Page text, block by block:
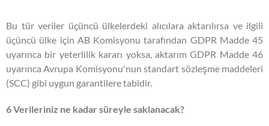
Bu tür veriler üçüncü ülkelerdeki alıcılara aktarılırsa ve ilgili
üçüncü ülke için AB Komisyonu tarafından GDPR Madde 45
uyarınca bir yeterlilik kararı yoksa, aktarım GDPR Madde 46
uyarınca Avrupa Komisyonu'nun standart sözleşme maddeleri
(SCC) gibi uygun garantilere tabidir.
6 Verileriniz ne kadar süreyle saklanacak?